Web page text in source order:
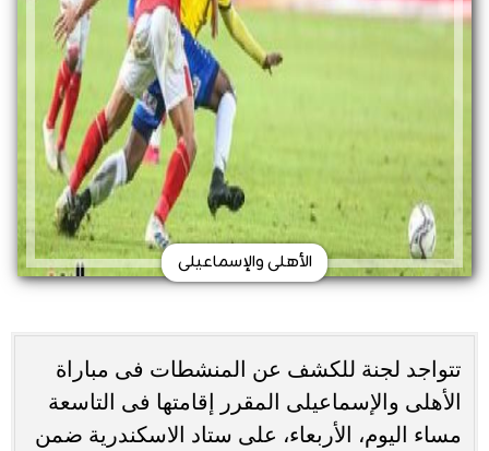
الأهلى والإسماعيلى
تتواجد لجنة للكشف عن المنشطات فى مباراة
الأهلى والإسماعيلى المقرر إقامتها فى التاسعة
مساء اليوم، الأربعاء، على ستاد الاسكندرية ضمن